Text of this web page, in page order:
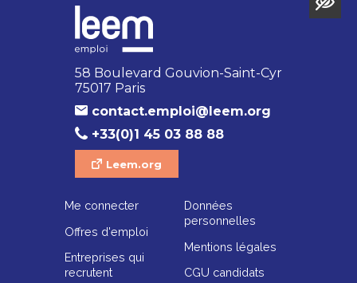
58 Boulevard Gouvion-Saint-Cyr
75017 Paris
contact.emploi@leem.org
+33(0)1 45 03 88 88
Leem.org
Me connecter
Offres d'emploi
Entreprises qui
recrutent
Données
personnelles
Mentions légales
CGU candidats